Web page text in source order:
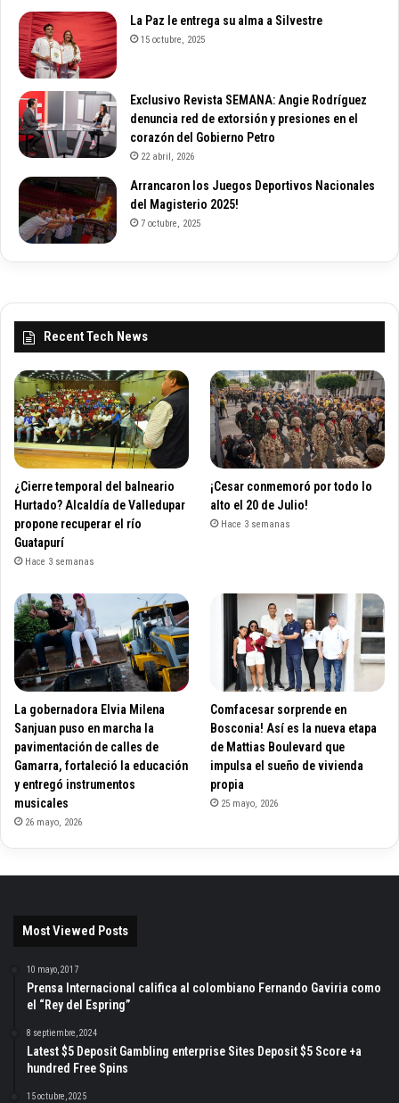
La Paz le entrega su alma a Silvestre
15 octubre, 2025
Exclusivo Revista SEMANA: Angie Rodríguez
denuncia red de extorsión y presiones en el
corazón del Gobierno Petro
22 abril, 2026
Arrancaron los Juegos Deportivos Nacionales
del Magisterio 2025!
7 octubre, 2025
Recent Tech News
¿Cierre temporal del balneario
Hurtado? Alcaldía de Valledupar
propone recuperar el río
Guatapurí
Hace 3 semanas
¡Cesar conmemoró por todo lo
alto el 20 de Julio!
Hace 3 semanas
La gobernadora Elvia Milena
Sanjuan puso en marcha la
pavimentación de calles de
Gamarra, fortaleció la educación
y entregó instrumentos
musicales
26 mayo, 2026
Comfacesar sorprende en
Bosconia! Así es la nueva etapa
de Mattias Boulevard que
impulsa el sueño de vivienda
propia
25 mayo, 2026
Most Viewed Posts
10 mayo, 2017
Prensa Internacional califica al colombiano Fernando Gaviria como
el “Rey del Espring”
8 septiembre, 2024
Latest $5 Deposit Gambling enterprise Sites Deposit $5 Score +a
hundred Free Spins
15 octubre, 2025